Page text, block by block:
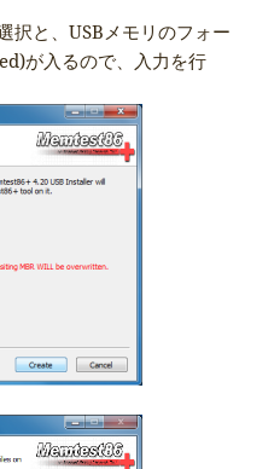
択と、USBメモリのフォー
が入るので、入力を行